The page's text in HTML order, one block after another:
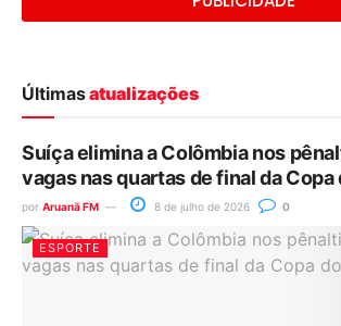
Últimasatualizações
Suíça elimina a Colômbia nos
vagas nas quartas de final da Copa
por Aruanã FM 8 de julho de 2026 0
ESPORTE